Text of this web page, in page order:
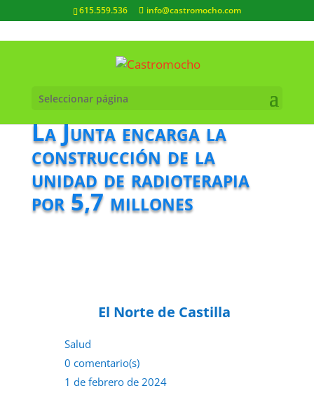
615.559.536 info@castromocho.com
Seleccionar página
La Junta encarga la
construcción de la
unidad de radioterapia
por 5,7 millones
El Norte de Castilla
Salud
0 comentario(s)
1 de febrero de 2024